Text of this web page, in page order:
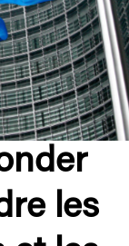
les